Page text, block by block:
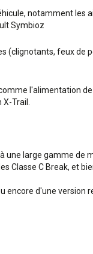
notamment les
Symbioz
(clignotants, feux de
l'alimentation
Trail.
large gamme de
Classe C Break, et
d'une version